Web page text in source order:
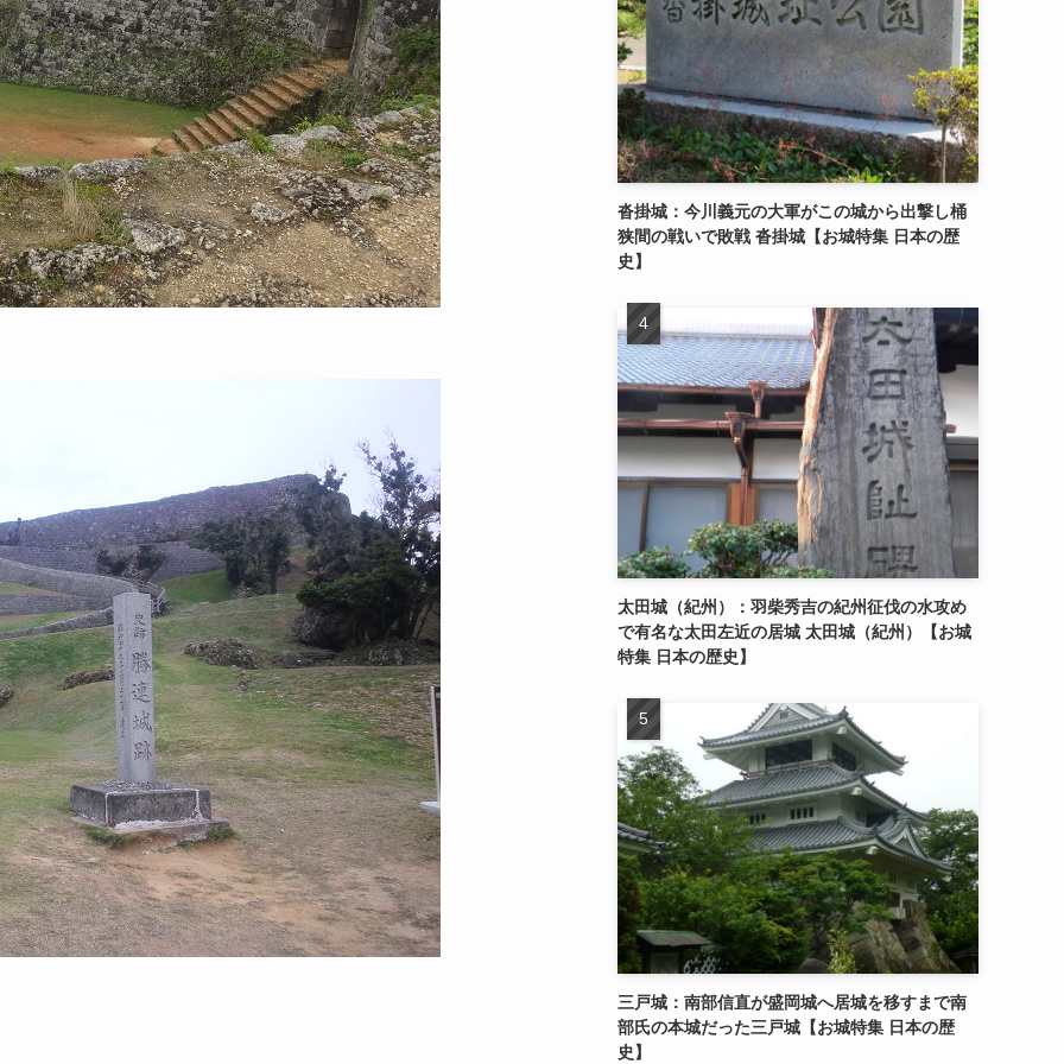
沓掛城：今川義元の大軍がこの城から出撃し桶
狭間の戦いで敗戦 沓掛城【お城特集 日本の歴
史】
太田城（紀州）：羽柴秀吉の紀州征伐の水攻め
で有名な太田左近の居城 太田城（紀州）【お城
特集 日本の歴史】
三戸城：南部信直が盛岡城へ居城を移すまで南
部氏の本城だった三戸城【お城特集 日本の歴
史】